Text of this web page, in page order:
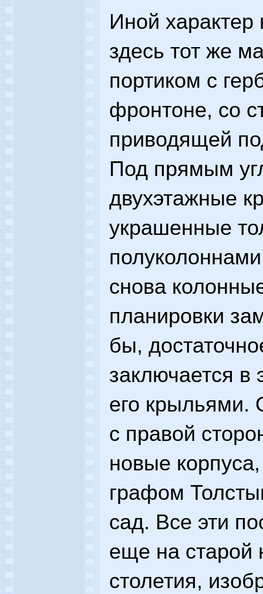
Иной
здесь тот же
портиком с
фронтоне, со
приводящей
Под прямым
двухэтажные
украшенные
снова
планировки
бы,
заключается
его крыльями.
с правой
новые
графом
сад. Все эти
еще на старой
столетия,